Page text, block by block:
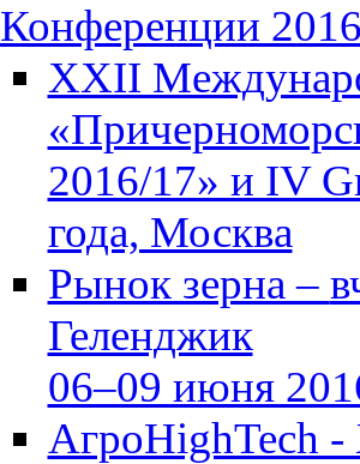
Конференции
XXII
2016/17» и IV
года, Москва
Рынок зерна –
Геленджик
06–09 июня
АгроHighTech